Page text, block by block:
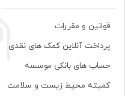
قوانین و مقررات
پرداخت آنلاین کمک های نقدی
حساب های بانکی موسسه
کمیته محیط زیست و سلامت